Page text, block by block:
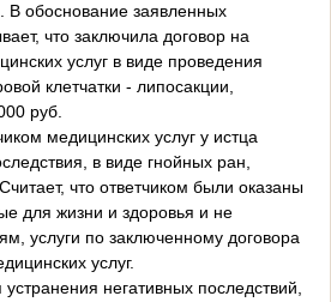
В обоснование заявленных
что заключила договор на
услуг в виде проведения
клетчатки - липосакции,
руб.
медицинских услуг у истца
в виде гнойных ран,
что ответчиком были оказаны
для жизни и здоровья и не
услуги по заключенному договора
услуг.
негативных последствий,